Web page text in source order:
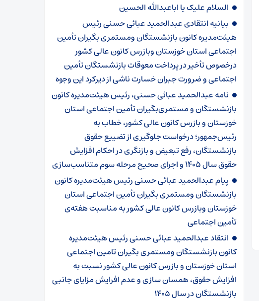
السلام علیک یا اباعبدالله الحسین
بیانیه انتقادی عبدالحمید عبائی حسنی رئیس
هیئت‌مدیره کانون بازنشستگان ومستمری بگیران تأمین
اجتماعی استان خوزستان وبازرس کانون عالی کشور
درخصوص تأخیر در پرداخت معوقات بازنشستگان تأمین
اجتماعی و ضرورت جبران خسارت ناشی از دیرکرد این وجوه
نامه عبدالحمید عبائی حسنی، رئیس هیئت‌مدیره کانون
بازنشستگان و مستمری‌بگیران تأمین اجتماعی استان
خوزستان و بازرس کانون عالی کشور، خطاب به
رئیس‌جمهور؛ درخواست جلوگیری از تضییع حقوق
بازنشستگان، رفع تبعیض و بازنگری در احکام افزایش
حقوق سال ۱۴۰۵ و اجرای صحیح مرحله سوم متناسب‌سازی
پیام عبدالحمید عبائی حسنی رئیس هیئت‌مدیره کانون
بازنشستگان ومستمری بگیران تأمین اجتماعی استان
خوزستان وبازرس کانون عالی کشور به مناسبت هفته‌ی
تأمین اجتماعی
انتقاد عبدالحمید عبائی حسنی رئیس هیئت‌مدیره
کانون بازنشستگان ومستمری بگیران تامین اجتماعی
استان خوزستان و بازرس کانون عالی کشور نسبت به
افزایش حقوق، همسان سازی و عدم افرایش مزایای جانبی
بازنشستگان در سال ۱۴۰۵